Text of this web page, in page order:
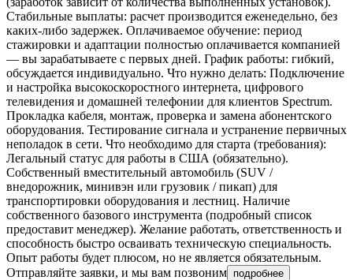
Стабильные выплаты: расчет производится еженедельно, без
каких-либо задержек. Оплачиваемое обучение: период
стажировки и адаптации полностью оплачивается компанией
— вы зарабатываете с первых дней. График работы: гибкий,
обсуждается индивидуально. Что нужно делать: Подключение
и настройка высокоскоростного интернета, цифрового
телевидения и домашней телефонии для клиентов Spectrum.
Прокладка кабеля, монтаж, проверка и замена абонентского
оборудования. Тестирование сигнала и устранение первичных
неполадок в сети. Что необходимо для старта (требования):
Легальный статус для работы в США (обязательно).
Собственный вместительный автомобиль (SUV /
внедорожник, минивэн или грузовик / пикап) для
транспортировки оборудования и лестниц. Наличие
собственного базового инструмента (подробный список
предоставит менеджер). Желание работать, ответственность и
способность быстро осваивать техническую специальность.
Опыт работы будет плюсом, но не является обязательным.
Отправляйте заявки, и мы вам позвоним подробнее